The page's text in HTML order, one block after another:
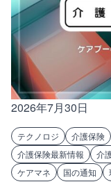
2026年7月30日
テクノロジ 介護保険
介護保険最新情報
介
ケアマネ
国の通知